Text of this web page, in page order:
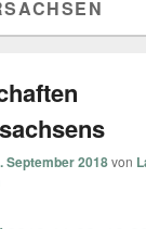
September 2018von